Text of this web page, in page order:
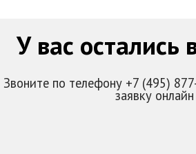
У вас остались
Звоните по телефону +7 (495)
заявку онлайн